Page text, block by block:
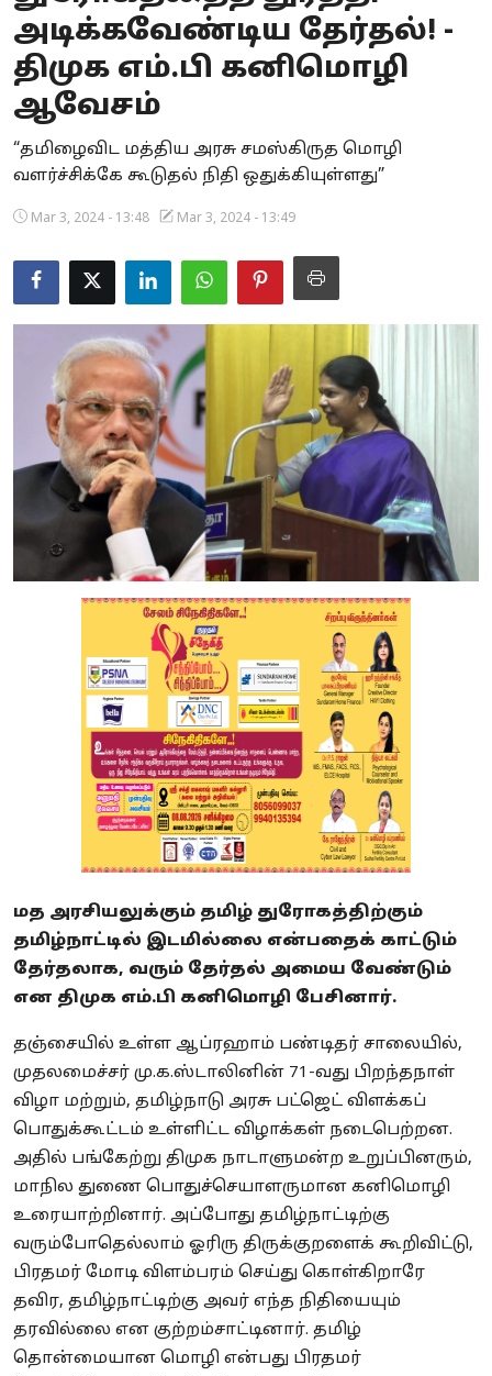
Business
Crime
Tamilnadu
National
World
Astrology
Spirituality
Weather
Politics
அடிக்கவேண்டிய தேர்தல்! -
திமுக எம்.பி கனிமொழி
ஆவேசம்
“தமிழைவிட மத்திய அரசு சமஸ்கிருத மொழி
வளர்ச்சிக்கே கூடுதல் நிதி ஒதுக்கியுள்ளது”
Mar 3, 2024 - 13:48 Mar 3, 2024 - 13:49
மத அரசியலுக்கும் தமிழ் துரோகத்திற்கும்
தமிழ்நாட்டில் இடமில்லை என்பதைக் காட்டும்
தேர்தலாக, வரும் தேர்தல் அமைய வேண்டும்
என திமுக எம்.பி கனிமொழி பேசினார்.
தஞ்சையில் உள்ள ஆப்ரஹாம் பண்டிதர் சாலையில்,
முதலமைச்சர் மு.க.ஸ்டாலினின் 71-வது பிறந்தநாள்
விழா மற்றும், தமிழ்நாடு அரசு பட்ஜெட் விளக்கப்
பொதுக்கூட்டம் உள்ளிட்ட விழாக்கள் நடைபெற்றன.
அதில் பங்கேற்று திமுக நாடாளுமன்ற உறுப்பினரும்,
மாநில துணை பொதுச்செயாளருமான கனிமொழி
உரையாற்றினார். அப்போது தமிழ்நாட்டிற்கு
வரும்போதெல்லாம் ஓரிரு திருக்குறளைக் கூறிவிட்டு,
பிரதமர் மோடி விளம்பரம் செய்து கொள்கிறாரே
தவிர, தமிழ்நாட்டிற்கு அவர் எந்த நிதியையும்
தரவில்லை என குற்றம்சாட்டினார். தமிழ்
தொன்மையான மொழி என்பது பிரதமர்